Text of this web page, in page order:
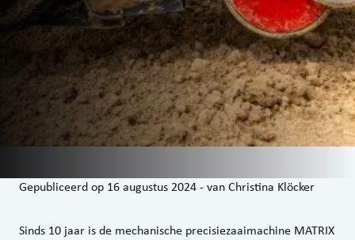
Gepubliceerd op 16 augustus 2024-vanChristina Klöcker
Sinds 10 jaar is de mechanische precisiezaaimachine MATRIX